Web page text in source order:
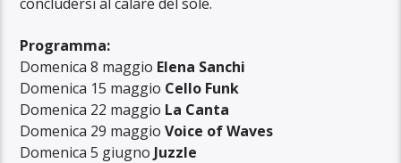
Programma:
Domenica 8 maggio Elena Sanchi
Domenica 15 maggio Cello Funk
Domenica 22 maggio La Canta
Domenica 29 maggioVoice of Waves
Domenica 5 giugno Juzzle